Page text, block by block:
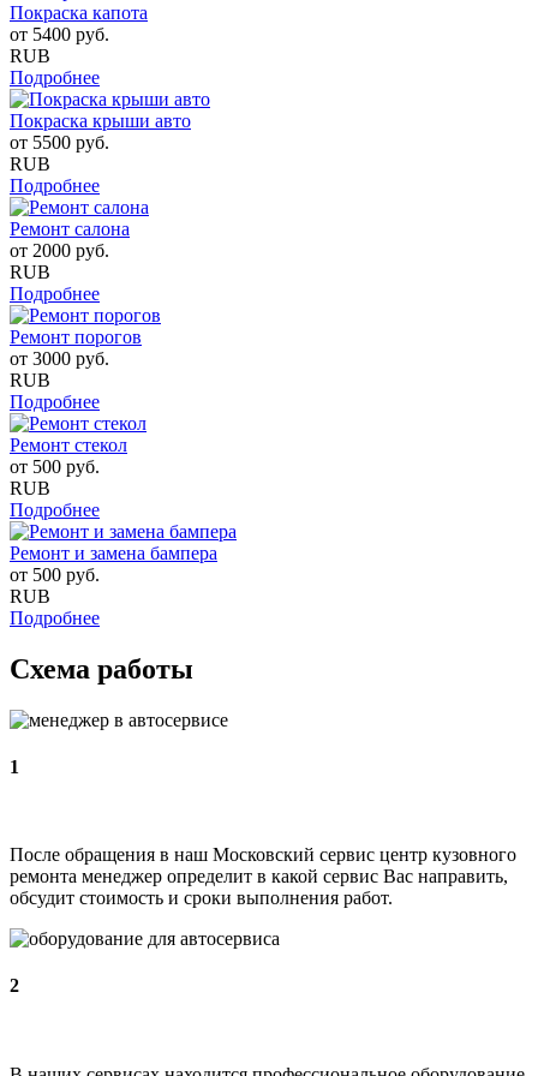
Покраска капота
от 5400 руб.
RUB
Подробнее
Покраска крыши авто
от 5500 руб.
RUB
Подробнее
Ремонт салона
от 2000 руб.
RUB
Подробнее
Ремонт порогов
от 3000 руб.
RUB
Подробнее
Ремонт стекол
от 500 руб.
RUB
Подробнее
Ремонт и замена бампера
от 500 руб.
RUB
Подробнее
Схема работы
1
После обращения в наш Московский сервис центр кузовного
ремонта менеджер определит в какой сервис Вас направить,
обсудит стоимость и сроки выполнения работ.
2